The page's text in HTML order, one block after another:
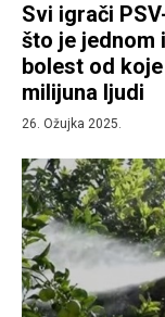
Svi igrači
što je jednom
bolest od
milijuna ljudi
26. Ožujka 2025.